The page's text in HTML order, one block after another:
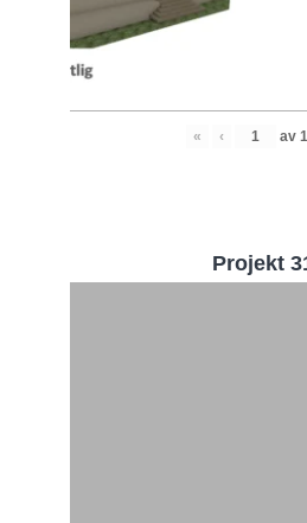
« ‹ av
Projekt